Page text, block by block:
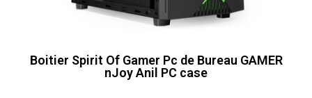
Boitier Spirit Of Gamer Pc de Bureau GAMER
nJoy Anil PC case